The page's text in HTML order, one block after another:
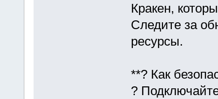
Кракен,
Следите за
ресурсы.
**? Как
?